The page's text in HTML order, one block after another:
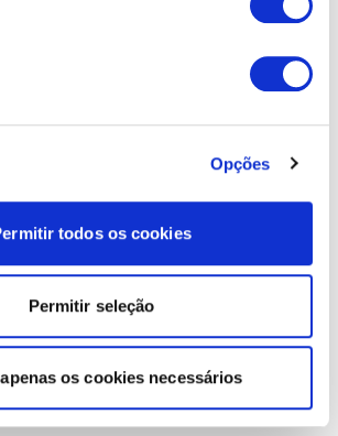
Opções
todos os cookies
Permitir seleção
os cookies necessários